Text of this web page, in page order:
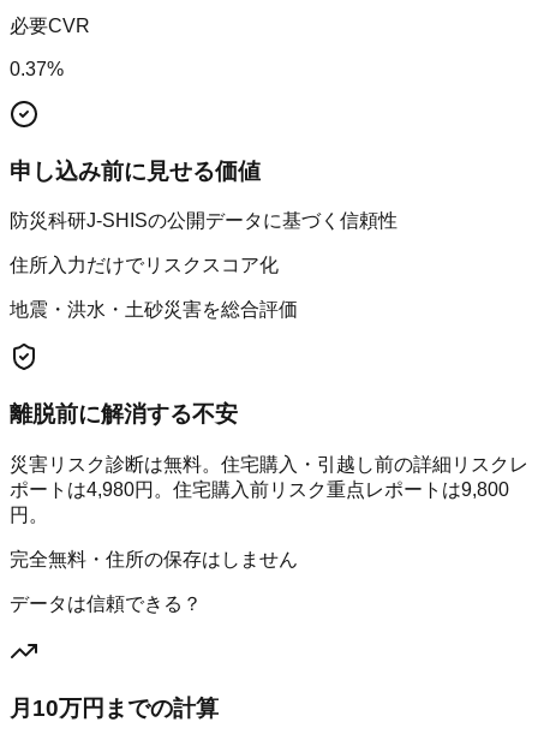
必要CVR
0.37%
申し込み前に見せる価値
防災科研J-SHISの公開データに基づく信頼性
住所入力だけでリスクスコア化
地震・洪水・土砂災害を総合評価
離脱前に解消する不安
災害リスク診断は無料。住宅購入・引越し前の詳細リスクレ
ポートは4,980円。住宅購入前リスク重点レポートは9,800
円。
完全無料・住所の保存はしません
データは信頼できる？
月10万円までの計算